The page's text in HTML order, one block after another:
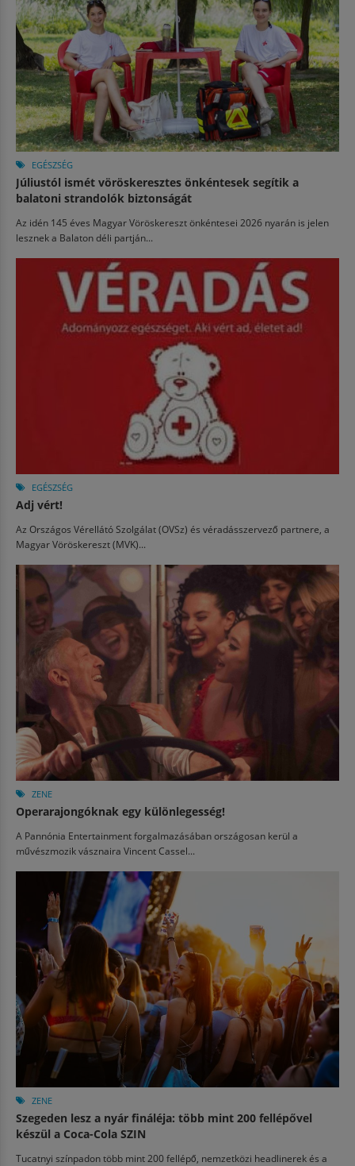
EGÉSZSÉG
Júliustól ismét vöröskeresztes önkéntesek segítik a
balatoni strandolók biztonságát
Az idén 145 éves Magyar Vöröskereszt önkéntesei 2026 nyarán is jelen
lesznek a Balaton déli partján...
EGÉSZSÉG
Adj vért!
Az Országos Vérellátó Szolgálat (OVSz) és véradásszervező partnere, a
Magyar Vöröskereszt (MVK)...
ZENE
Operarajongóknak egy különlegesség!
A Pannónia Entertainment forgalmazásában országosan kerül a
művészmozik vásznaira Vincent Cassel...
ZENE
Szegeden lesz a nyár fináléja: több mint 200 fellépővel
készül a Coca-Cola SZIN
Tucatnyi színpadon több mint 200 fellépő, nemzetközi headlinerek és a